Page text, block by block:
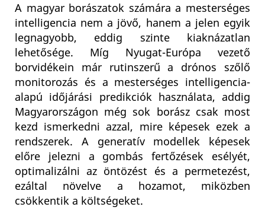
A magyar borászatok számára a mesterséges
intelligencia nem a jövő, hanem a jelen egyik
legnagyobb, eddig szinte kiaknázatlan
lehetősége. Míg Nyugat-Európa vezető
borvidékein már rutinszerű a drónos szőlő
monitorozás és a mesterséges intelligencia-
alapú időjárási predikciók használata, addig
Magyarországon még sok borász csak most
kezd ismerkedni azzal, mire képesek ezek a
rendszerek. A generatív modellek képesek
előre jelezni a gombás fertőzések esélyét,
optimalizálni az öntözést és a permetezést,
ezáltal növelve a hozamot, miközben
csökkentik a költségeket.